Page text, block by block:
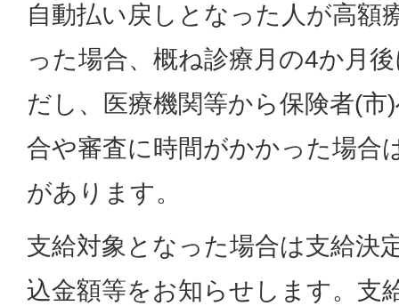
自動払い戻しとなった人が高額
った場合、概ね診療月の4か月
だし、医療機関等から保険者(
合や審査に時間がかかった場合
があります。
支給対象となった場合は支給決
込金額等をお知らせします。支